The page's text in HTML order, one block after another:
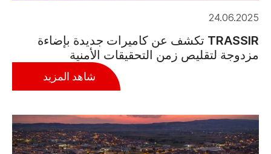
24.06.2025
TRASSIR تكشف عن كاميرات جديدة بإضاءة
مزدوجة لتقليص زمن التحقيقات الأمنية
شاهد المزيد